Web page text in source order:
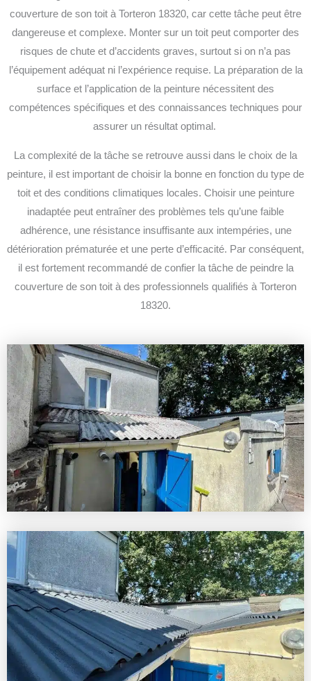
couverture de son toit à Torteron 18320, car cette tâche peut être
dangereuse et complexe. Monter sur un toit peut comporter des
risques de chute et d’accidents graves, surtout si on n’a pas
l’équipement adéquat ni l’expérience requise. La préparation de la
surface et l’application de la peinture nécessitent des
compétences spécifiques et des connaissances techniques pour
assurer un résultat optimal.
La complexité de la tâche se retrouve aussi dans le choix de la
peinture, il est important de choisir la bonne en fonction du type de
toit et des conditions climatiques locales. Choisir une peinture
inadaptée peut entraîner des problèmes tels qu’une faible
adhérence, une résistance insuffisante aux intempéries, une
détérioration prématurée et une perte d’efficacité. Par conséquent,
il est fortement recommandé de confier la tâche de peindre la
couverture de son toit à des professionnels qualifiés à Torteron
18320.